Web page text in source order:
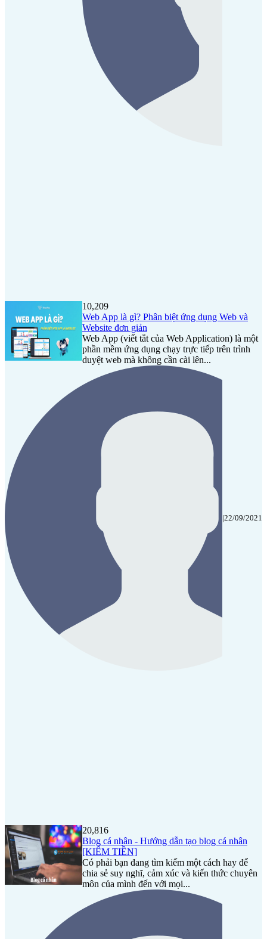
10,209
Web App là gì? Phân biệt ứng dụng Web và
Website đơn giản
Web App (viết tắt của Web Application) là một
phần mềm ứng dụng chạy trực tiếp trên trình
duyệt web mà không cần cài lên...
|22/09/2021
20,816
Blog cá nhân - Hướng dẫn tạo blog cá nhân
[KIẾM TIỀN]
Có phải bạn đang tìm kiếm một cách hay để
chia sẻ suy nghĩ, cảm xúc và kiến thức chuyên
môn của mình đến với mọi...